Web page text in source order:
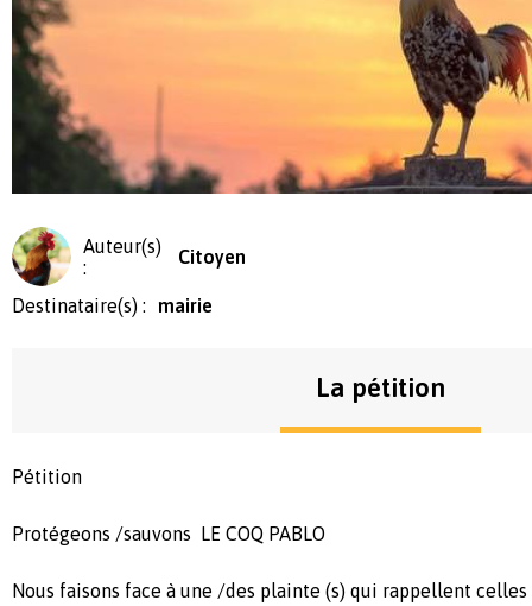
Auteur(s)
:
Citoyen
Destinataire(s) : mairie
La pétition
Pétition
Protégeons /sauvons LE COQ PABLO
Nous faisons face à une /des plainte (s) qui rappellent celles